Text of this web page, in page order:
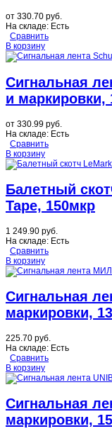
от 330.70 руб.
На складе: Есть
Сравнить
В корзину
Сигнальная
и маркировки,
от 330.99 руб.
На складе: Есть
Сравнить
В корзину
Балетный
Tape, 150мкр
1 249.90 руб.
На складе: Есть
Сравнить
В корзину
Сигнальная
маркировки,
225.70 руб.
На складе: Есть
Сравнить
В корзину
Сигнальная
маркировки,